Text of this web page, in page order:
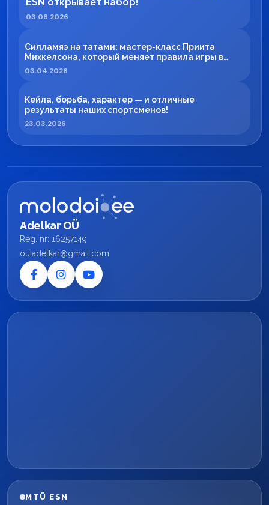
03.08.2026
Силламяэ на татами: мастер-класс Приита
Михкелсона, который меняет правила игры в
регионе
03.04.2026
Кейла, борьба, характер — и отличные
результаты наших спортсменов!
23.03.2026
Adelkar OÜ
Reg. nr: 16257149
ou.adelkar@gmail.com
MTÜ ESN